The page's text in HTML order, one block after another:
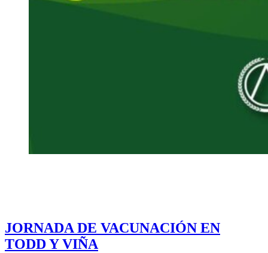
JORNADA DE VACUNACIÓN EN
TODD Y VIÑA